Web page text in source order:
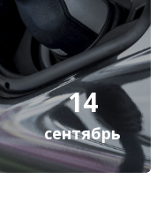
14
сентябрь